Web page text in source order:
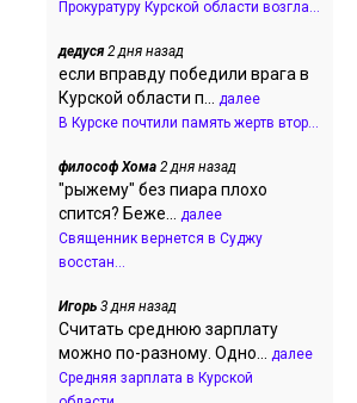
Прокуратуру Курской области возгла...
дедуся2 дня назад
если вправду победили врага в
Курской области п... далее
В Курске почтили память жертв втор...
философ Хома 2 дня назад
"рыжему" без пиара плохо
спится? Беже... далее
Священник вернется в Суджу
восстан...
Игорь 3 дня назад
Считать среднюю зарплату
можно по-разному. Одно... далее
Средняя зарплата в Курской